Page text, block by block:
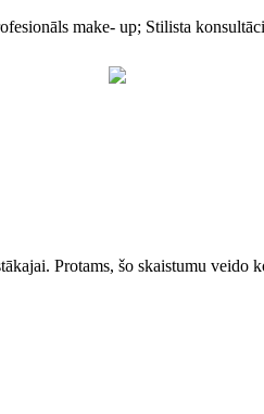
make- up; Stilista
Protams, šo skaistumu veido